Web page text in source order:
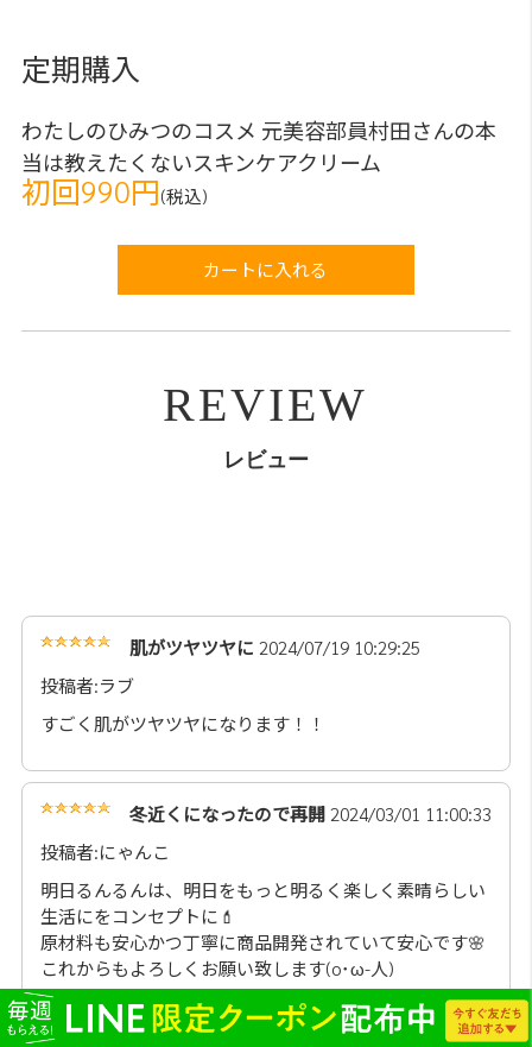
定期購入
わたしのひみつのコスメ 元美容部員村田さんの本
当は教えたくないスキンケアクリーム
初回990円(税込)
カートに入れる
REVIEW
レビュー
肌がツヤツヤに 2024/07/19 10:29:25
投稿者:ラブ
すごく肌がツヤツヤになります！！
冬近くになったので再開 2024/03/01 11:00:33
投稿者:にゃんこ
明日るんるんは、明日をもっと明るく楽しく素晴らしい
生活にをコンセプトに💄
原材料も安心かつ丁寧に商品開発されていて安心です🌸
これからもよろしくお願い致します(o･ω-人)